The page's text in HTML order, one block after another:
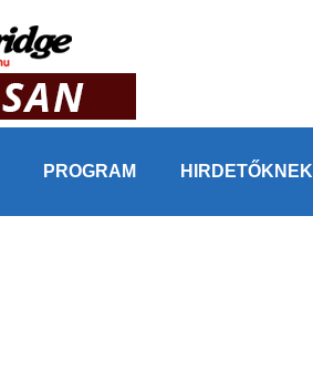
PROGRAM HIRDETŐKNEK